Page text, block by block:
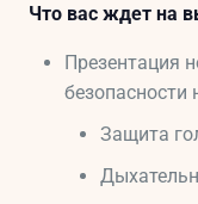
Что вас ждет на
Презентация
безопасности
Защита